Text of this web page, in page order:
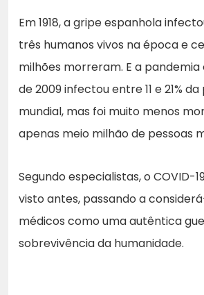
Em 1918, a gripe espanhola
três humanos vivos na época e
milhões morreram. E a pandemia
de 2009 infectou entre 11 e 21%
mundial, mas foi muito menos
apenas meio milhão de pessoas
Segundo especialistas, o COVID-
visto antes, passando a
médicos como uma autêntica
sobrevivência da humanidade.